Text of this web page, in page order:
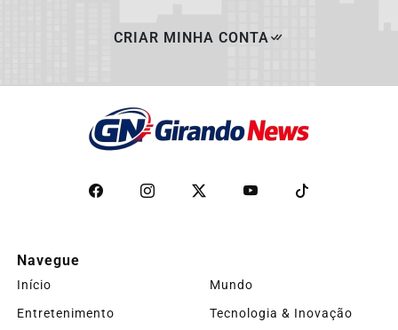
CRIAR MINHA CONTA
Navegue
Início
Mundo
Entretenimento
Tecnologia & Inovação